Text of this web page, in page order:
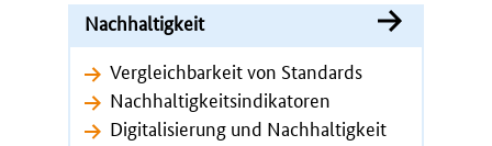
Nachhaltigkeit
Vergleichbarkeit von Standards
Nachhaltigkeitsindikatoren
Digitalisierung und Nachhaltigkeit